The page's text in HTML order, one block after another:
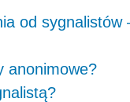
od
anonimowe?